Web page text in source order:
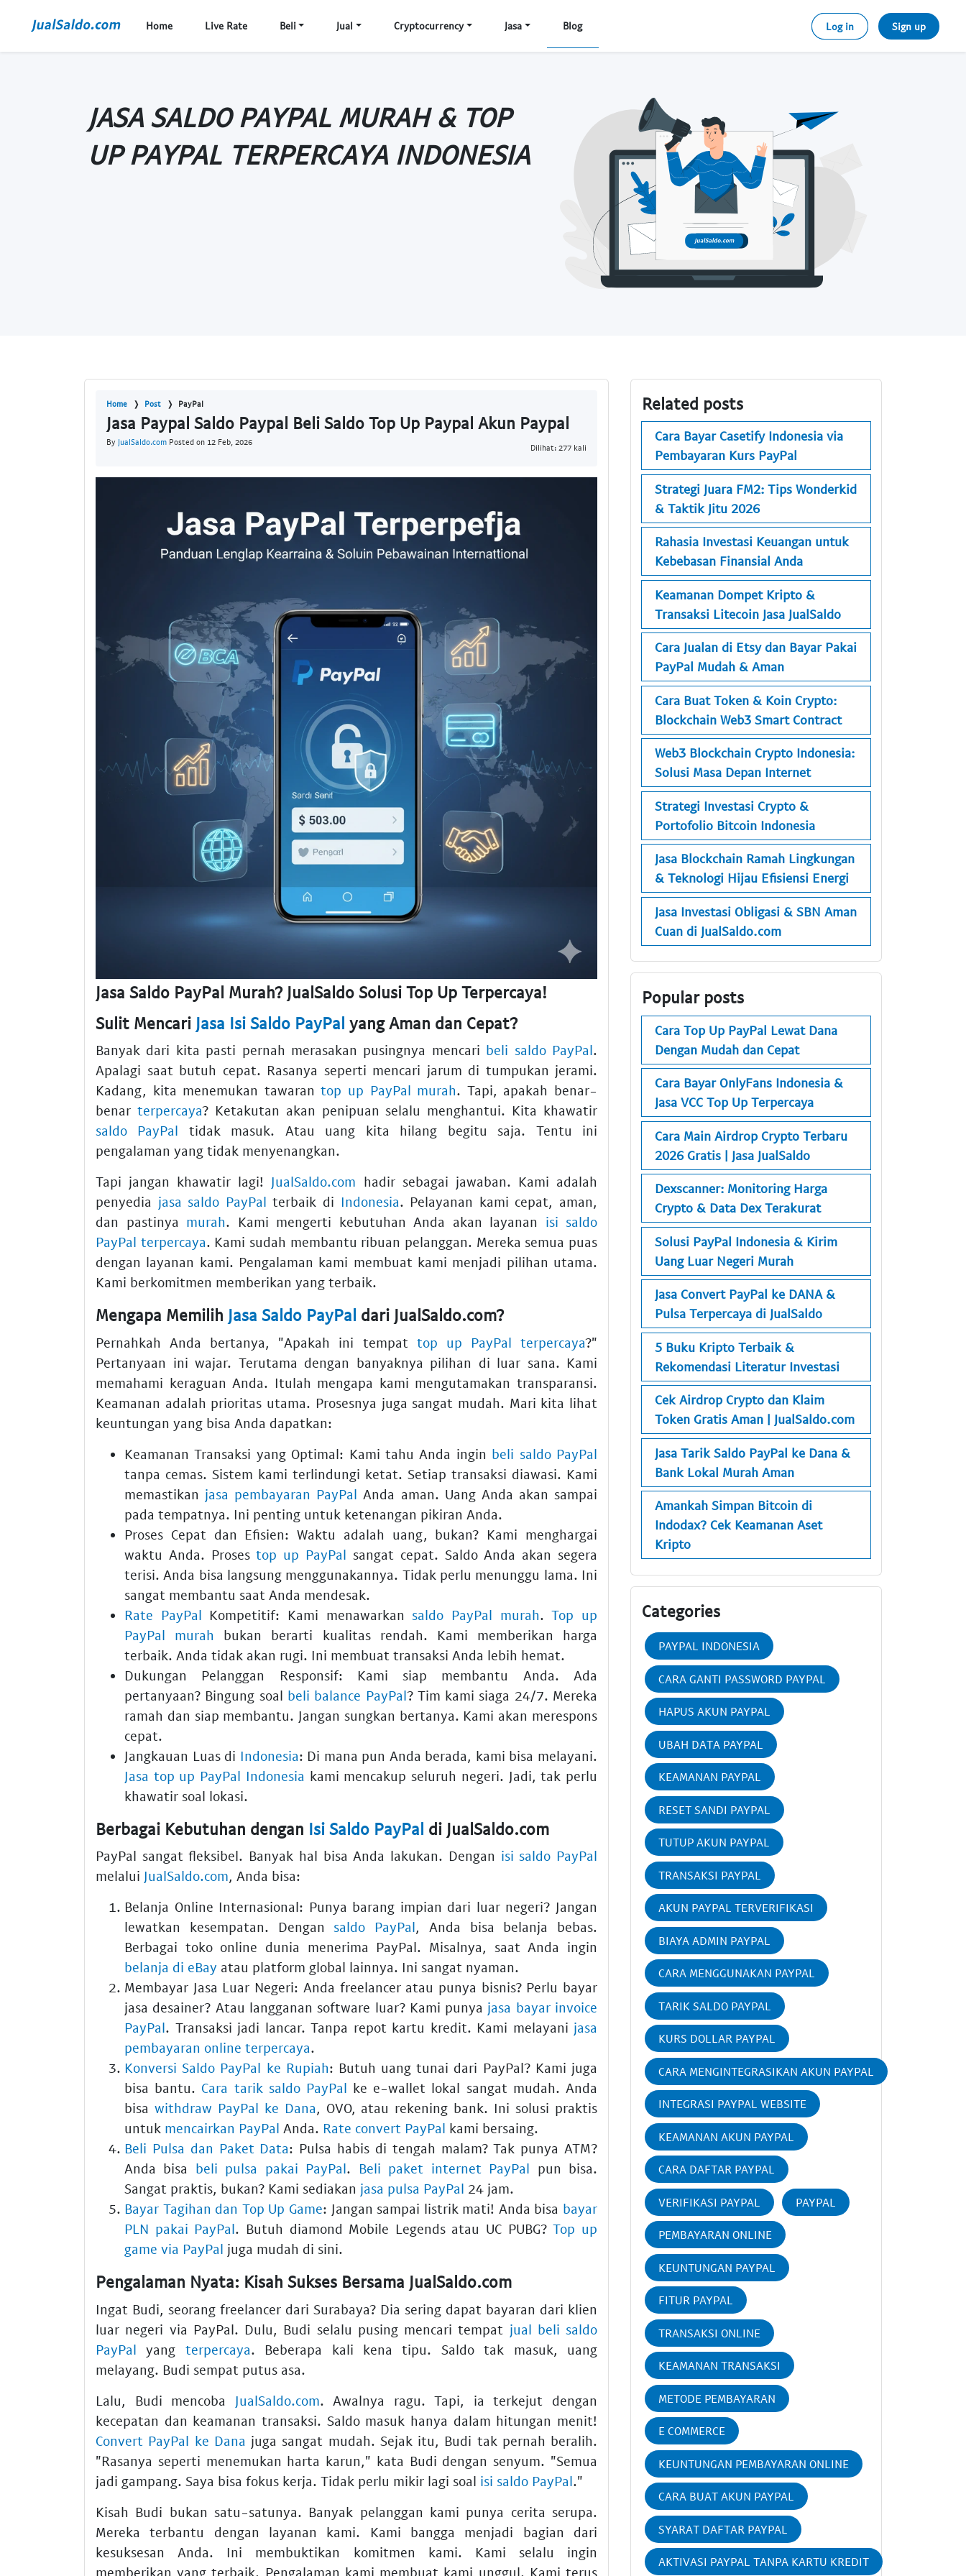
Home Live Rate Beli Jual Cryptocurrency Jasa Blog Log in Sign up
JASA SALDO PAYPAL MURAH & TOP
UP PAYPAL TERPERCAYA INDONESIA
Home Post PayPal
Jasa Paypal Saldo Paypal Beli Saldo Top Up Paypal Akun Paypal
By JualSaldo.com Posted on 12 Feb, 2026
Dilihat: 277 kali
Jasa Saldo PayPal Murah? JualSaldo Solusi Top Up Terpercaya!
Sulit Mencari Jasa Isi Saldo PayPal yang Aman dan Cepat?
Banyak dari kita pasti pernah merasakan pusingnya mencari beli saldo PayPal.
Apalagi saat butuh cepat. Rasanya seperti mencari jarum di tumpukan jerami.
Kadang, kita menemukan tawarantop up PayPal murah. Tapi, apakah benar-
benar terpercaya? Ketakutan akan penipuan selalu menghantui. Kita khawatir
saldo PayPal tidak masuk. Atau uang kita hilang begitu saja. Tentu ini
pengalaman yang tidak menyenangkan.
Tapi jangan khawatir lagi! JualSaldo.com hadir sebagai jawaban. Kami adalah
penyedia jasa saldo PayPal terbaik di Indonesia. Pelayanan kami cepat, aman,
dan pastinya murah. Kami mengerti kebutuhan Anda akan layanan isi saldo
PayPal terpercaya. Kami sudah membantu ribuan pelanggan. Mereka semua puas
dengan layanan kami. Pengalaman kami membuat kami menjadi pilihan utama.
Kami berkomitmen memberikan yang terbaik.
Mengapa Memilih Jasa Saldo PayPal dari JualSaldo.com?
Pernahkah Anda bertanya, "Apakah ini tempat top up PayPal terpercaya?"
Pertanyaan ini wajar. Terutama dengan banyaknya pilihan di luar sana. Kami
memahami keraguan Anda. Itulah mengapa kami mengutamakan transparansi.
Keamanan adalah prioritas utama. Prosesnya juga sangat mudah. Mari kita lihat
keuntungan yang bisa Anda dapatkan:
Keamanan Transaksi yang Optimal: Kami tahu Anda ingin beli saldo PayPal
tanpa cemas. Sistem kami terlindungi ketat. Setiap transaksi diawasi. Kami
memastikan jasa pembayaran PayPal Anda aman. Uang Anda akan sampai
pada tempatnya. Ini penting untuk ketenangan pikiran Anda.
Proses Cepat dan Efisien: Waktu adalah uang, bukan? Kami menghargai
waktu Anda. Prosestop up PayPal sangat cepat. Saldo Anda akan segera
terisi. Anda bisa langsung menggunakannya. Tidak perlu menunggu lama. Ini
sangat membantu saat Anda mendesak.
Rate PayPal Kompetitif: Kami menawarkansaldo PayPal murah.Top up
PayPal murah bukan berarti kualitas rendah. Kami memberikan harga
terbaik. Anda tidak akan rugi. Ini membuat transaksi Anda lebih hemat.
Dukungan Pelanggan Responsif: Kami siap membantu Anda. Ada
pertanyaan? Bingung soal beli balance PayPal? Tim kami siaga 24/7. Mereka
ramah dan siap membantu. Jangan sungkan bertanya. Kami akan merespons
cepat.
Jangkauan Luas di Indonesia: Di mana pun Anda berada, kami bisa melayani.
Jasa top up PayPal Indonesia kami mencakup seluruh negeri. Jadi, tak perlu
khawatir soal lokasi.
Berbagai Kebutuhan dengan Isi Saldo PayPal di JualSaldo.com
PayPal sangat fleksibel. Banyak hal bisa Anda lakukan. Dengan isi saldo PayPal
melalui JualSaldo.com, Anda bisa:
Belanja Online Internasional: Punya barang impian dari luar negeri? Jangan
lewatkan kesempatan. Dengansaldo PayPal, Anda bisa belanja bebas.
Berbagai toko online dunia menerima PayPal. Misalnya, saat Anda ingin
belanja di eBay atau platform global lainnya. Ini sangat nyaman.
Membayar Jasa Luar Negeri: Anda freelancer atau punya bisnis? Perlu bayar
jasa desainer? Atau langganan software luar? Kami punya jasa bayar invoice
PayPal. Transaksi jadi lancar. Tanpa repot kartu kredit. Kami melayani jasa
pembayaran online terpercaya.
Konversi Saldo PayPal ke Rupiah: Butuh uang tunai dari PayPal? Kami juga
bisa bantu. Cara tarik saldo PayPal ke e-wallet lokal sangat mudah. Anda
bisa withdraw PayPal ke Dana, OVO, atau rekening bank. Ini solusi praktis
untuk mencairkan PayPal Anda. Rate convert PayPal kami bersaing.
Beli Pulsa dan Paket Data: Pulsa habis di tengah malam? Tak punya ATM?
Anda bisa beli pulsa pakai PayPal. Beli paket internet PayPal pun bisa.
Sangat praktis, bukan? Kami sediakan jasa pulsa PayPal 24 jam.
Bayar Tagihan dan Top Up Game: Jangan sampai listrik mati! Anda bisa bayar
PLN pakai PayPal. Butuh diamond Mobile Legends atau UC PUBG?Top up
game via PayPal juga mudah di sini.
Pengalaman Nyata: Kisah Sukses Bersama JualSaldo.com
Ingat Budi, seorang freelancer dari Surabaya? Dia sering dapat bayaran dari klien
luar negeri via PayPal. Dulu, Budi selalu pusing mencari tempat jual beli saldo
PayPal yang terpercaya. Beberapa kali kena tipu. Saldo tak masuk, uang
melayang. Budi sempat putus asa.
Lalu, Budi mencoba JualSaldo.com. Awalnya ragu. Tapi, ia terkejut dengan
kecepatan dan keamanan transaksi. Saldo masuk hanya dalam hitungan menit!
Convert PayPal ke Dana juga sangat mudah. Sejak itu, Budi tak pernah beralih.
"Rasanya seperti menemukan harta karun," kata Budi dengan senyum. "Semua
jadi gampang. Saya bisa fokus kerja. Tidak perlu mikir lagi soal isi saldo PayPal."
Kisah Budi bukan satu-satunya. Banyak pelanggan kami punya cerita serupa.
Mereka terbantu dengan layanan kami. Kami bangga menjadi bagian dari
kesuksesan Anda. Ini membuktikan komitmen kami. Kami selalu ingin
memberikan yang terbaik. Pengalaman kami membuat kami unggul. Kami terus
Related posts
Cara Bayar Casetify Indonesia via
Pembayaran Kurs PayPal
Strategi Juara FM2: Tips Wonderkid
& Taktik Jitu 2026
Rahasia Investasi Keuangan untuk
Kebebasan Finansial Anda
Keamanan Dompet Kripto &
Transaksi Litecoin Jasa JualSaldo
Cara Jualan di Etsy dan Bayar Pakai
PayPal Mudah & Aman
Cara Buat Token & Koin Crypto:
Blockchain Web3 Smart Contract
Web3 Blockchain Crypto Indonesia:
Solusi Masa Depan Internet
Strategi Investasi Crypto &
Portofolio Bitcoin Indonesia
Jasa Blockchain Ramah Lingkungan
& Teknologi Hijau Efisiensi Energi
Jasa Investasi Obligasi & SBN Aman
Cuan di JualSaldo.com
Popular posts
Cara Top Up PayPal Lewat Dana
Dengan Mudah dan Cepat
Cara Bayar OnlyFans Indonesia &
Jasa VCC Top Up Terpercaya
Cara Main Airdrop Crypto Terbaru
2026 Gratis | Jasa JualSaldo
Dexscanner: Monitoring Harga
Crypto & Data Dex Terakurat
Solusi PayPal Indonesia & Kirim
Uang Luar Negeri Murah
Jasa Convert PayPal ke DANA &
Pulsa Terpercaya di JualSaldo
5 Buku Kripto Terbaik &
Rekomendasi Literatur Investasi
Cek Airdrop Crypto dan Klaim
Token Gratis Aman | JualSaldo.com
Jasa Tarik Saldo PayPal ke Dana &
Bank Lokal Murah Aman
Amankah Simpan Bitcoin di
Indodax? Cek Keamanan Aset
Kripto
Categories
PAYPAL INDONESIA
CARA GANTI PASSWORD PAYPAL
HAPUS AKUN PAYPAL
UBAH DATA PAYPAL
KEAMANAN PAYPAL
RESET SANDI PAYPAL
TUTUP AKUN PAYPAL
TRANSAKSI PAYPAL
AKUN PAYPAL TERVERIFIKASI
BIAYA ADMIN PAYPAL
CARA MENGGUNAKAN PAYPAL
TARIK SALDO PAYPAL
KURS DOLLAR PAYPAL
CARA MENGINTEGRASIKAN AKUN PAYPAL
INTEGRASI PAYPAL WEBSITE
KEAMANAN AKUN PAYPAL
CARA DAFTAR PAYPAL
VERIFIKASI PAYPAL PAYPAL
PEMBAYARAN ONLINE
KEUNTUNGAN PAYPAL
FITUR PAYPAL
TRANSAKSI ONLINE
KEAMANAN TRANSAKSI
METODE PEMBAYARAN
E COMMERCE
KEUNTUNGAN PEMBAYARAN ONLINE
CARA BUAT AKUN PAYPAL
SYARAT DAFTAR PAYPAL
AKTIVASI PAYPAL TANPA KARTU KREDIT